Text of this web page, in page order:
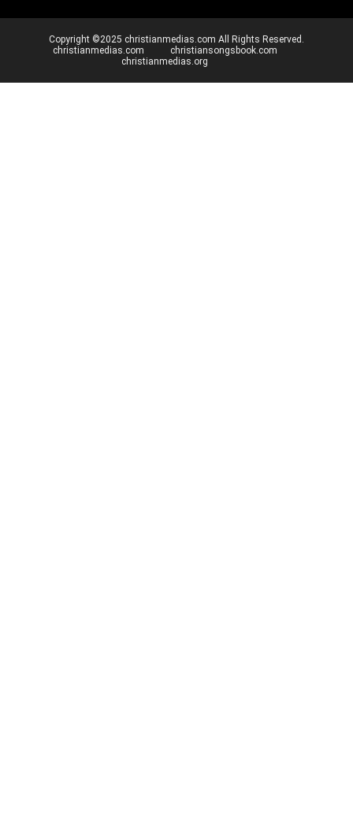
Copyright ©2025 christianmedias.com All Rights Reserved.
christianmedias.com
christiansongsbook.com
christianmedias.org